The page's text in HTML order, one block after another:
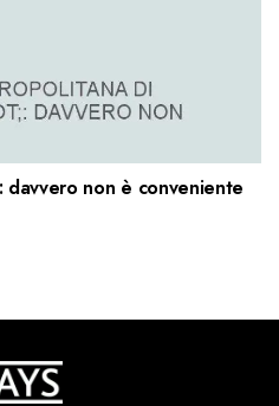
non è conveniente